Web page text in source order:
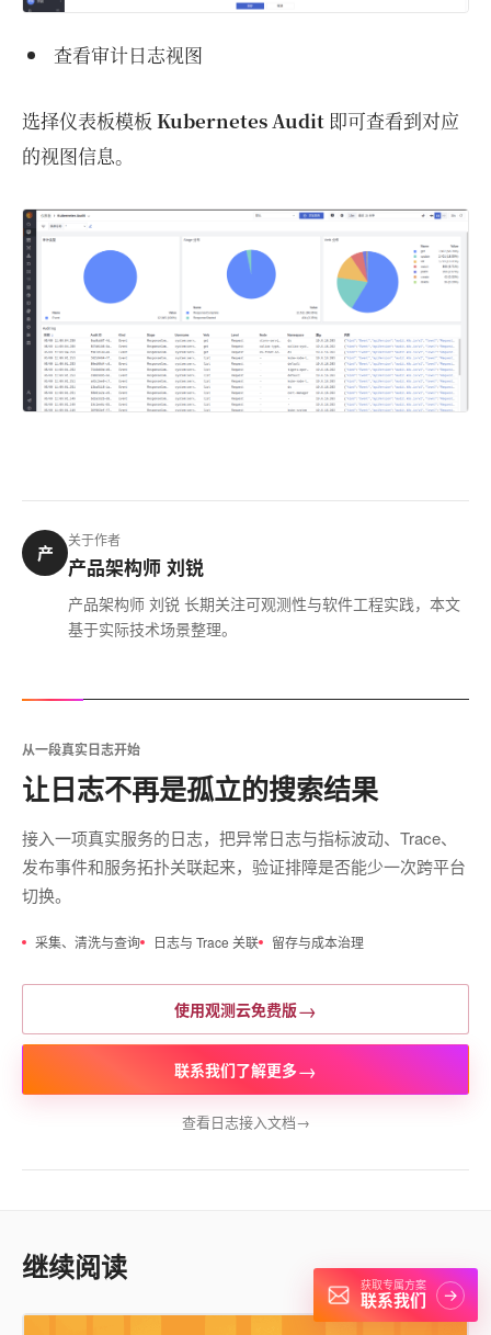
查看审计日志视图
选择仪表板模板 Kubernetes Audit 即可查看到对应
的视图信息。
产
关于作者
产品架构师 刘锐
产品架构师 刘锐 长期关注可观测性与软件工程实践，本文
基于实际技术场景整理。
从一段真实日志开始
让日志不再是孤立的搜索结果
接入一项真实服务的日志，把异常日志与指标波动、Trace、
发布事件和服务拓扑关联起来，验证排障是否能少一次跨平台
切换。
采集、清洗与查询 日志与 Trace 关联 留存与成本治理
使用观测云免费版→
联系我们了解更多→
查看日志接入文档→
继续阅读
获取专属方案
联系我们 →